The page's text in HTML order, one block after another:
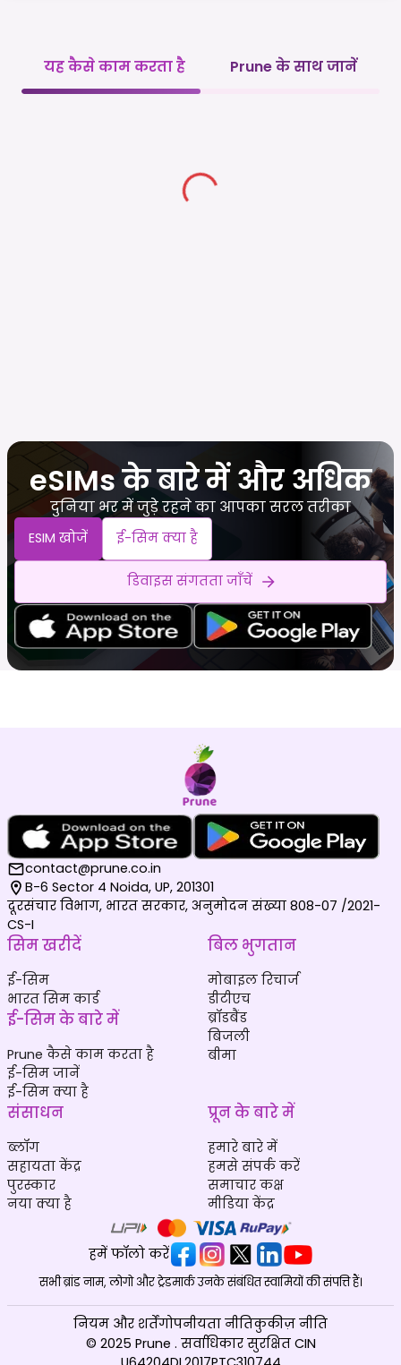
यह कैसे काम करता है Prune के साथ जानें
eSIMs के बारे में और अधिक
दुनिया भर में जुड़े रहने का आपका सरल तरीका
ESIM खोजें ई-सिम क्या है
डिवाइस संगतता जाँचें
contact@prune.co.in
B-6 Sector 4 Noida, UP, 201301
दूरसंचार विभाग, भारत सरकार, अनुमोदन संख्या 808-07 /2021-
CS-I
सिम खरीदें
ई-सिम
भारत सिम कार्ड
ई-सिम के बारे में
Prune कैसे काम करता है
ई-सिम जानें
ई-सिम क्या है
बिल भुगतान
मोबाइल रिचार्ज
डीटीएच
ब्रॉडबैंड
बिजली
बीमा
संसाधन
ब्लॉग
सहायता केंद्र
पुरस्कार
नया क्या है
प्रून के बारे में
हमारे बारे में
हमसे संपर्क करें
समाचार कक्ष
मीडिया केंद्र
हमें फॉलो करें
सभी ब्रांड नाम, लोगो और ट्रेडमार्क उनके संबंधित स्वामियों की संपत्ति हैं।
© 2025 Prune . सर्वाधिकार सुरक्षित CIN
नियम और शर्तेंगोपनीयता नीतिकुकीज़ नीति